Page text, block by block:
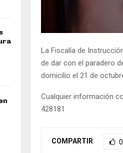
La Fiscalía de
de dar con el paradero
domicilio el 21 de
Cualquier información
428181
COMPARTIR 0